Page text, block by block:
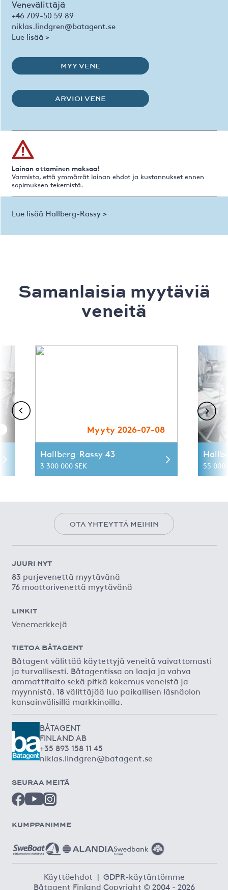
Venevälittäjä
+46 709-50 59 89
niklas.lindgren@batagent.se
Lue lisää >
MYY VENE
ARVIOI VENE
Lainan ottaminen maksaa!
Varmista, että ymmärrät lainan ehdot ja kustannukset ennen
sopimuksen tekemistä.
Lue lisää Hallberg-Rassy >
Samanlaisia ​​myytäviä
veneitä
Myyty 2026-07-08
Hallberg-Rassy 43
3 300 000 SEK 55 000
OTA YHTEYTTÄ MEIHIN
JUURI NYT
83 purjevenettä myytävänä
76 moottorivenettä myytävänä
LINKIT
Venemerkkejä
TIETOA BÅTAGENT
Båtagent välittää käytettyjä veneitä vaivattomasti
ja turvallisesti. Båtagentissa on laaja ja vahva
ammattitaito sekä pitkä kokemus veneistä ja
myynnistä. 18 välittäjää luo paikallisen läsnäolon
kansainvälisillä markkinoilla.
BÅTAGENT
FINLAND AB
+35 893 158 11 45
niklas.lindgren@batagent.se
SEURAA MEITÄ
KUMPPANIMME
Käyttöehdot | GDPR-käytäntömme
Båtagent Finland Copyright © 2004 - 2026